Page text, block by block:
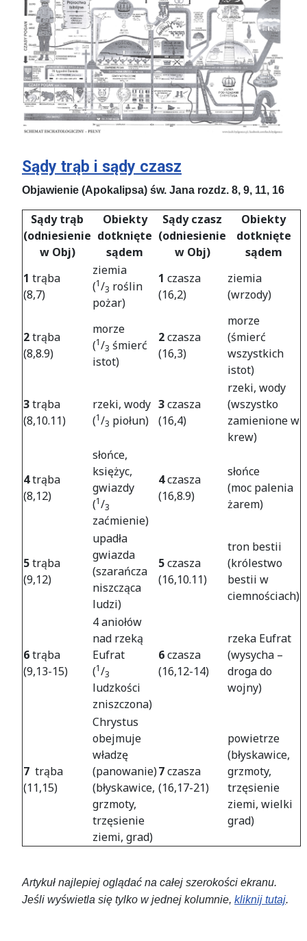
Sądy trąb i sądy czasz
Objawienie (Apokalipsa) św. Jana rozdz. 8, 9, 11, 16
Sądy trąb
(odniesienie
w Obj)
Obiekty
dotknięte
sądem
Sądy czasz
(odniesienie
w Obj)
Obiekty
dotknięte
sądem
1 trąba
(8,7)
ziemia
(1/3 roślin
pożar)
1 czasza
(16,2)
ziemia
(wrzody)
2trąba
(8,8.9)
morze
(1/3 śmierć
istot)
2czasza
(16,3)
morze
(śmierć
wszystkich
istot)
3trąba
(8,10.11)
rzeki, wody
(1/3 piołun)
3czasza
(16,4)
rzeki, wody
(wszystko
zamienione w
krew)
4trąba
(8,12)
słońce,
księżyc,
gwiazdy
(1/3
zaćmienie)
4czasza
(16,8.9)
słońce
(moc palenia
żarem)
5trąba
(9,12)
upadła
gwiazda
(szarańcza
niszcząca
ludzi)
5czasza
(16,10.11)
tron bestii
(królestwo
bestii w
ciemnościach)
6trąba
(9,13-15)
4 aniołów
nad rzeką
Eufrat
(1/3
ludzkości
zniszczona)
6czasza
(16,12-14)
rzeka Eufrat
(wysycha –
droga do
wojny)
7 trąba
(11,15)
Chrystus
obejmuje
władzę
(panowanie)
(błyskawice,
grzmoty,
trzęsienie
ziemi, grad)
7czasza
(16,17-21)
powietrze
(błyskawice,
grzmoty,
trzęsienie
ziemi, wielki
grad)
Artykuł najlepiej oglądać na całej szerokości ekranu.
Jeśli wyświetla się tylko w jednej kolumnie, kliknij tutaj.